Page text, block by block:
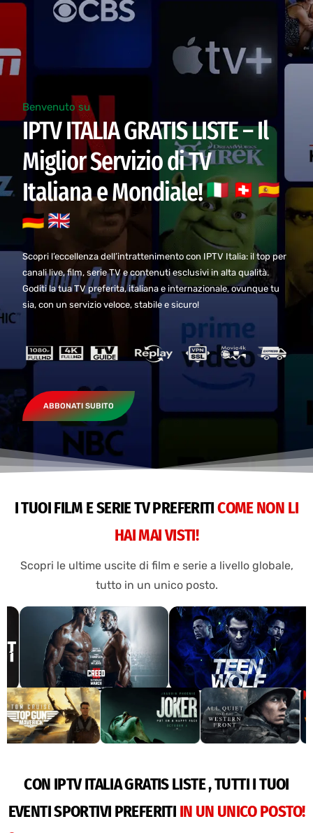
Benvenuto su
IPTV ITALIA GRATIS LISTE – Il
Miglior Servizio di TV
Italiana e Mondiale!
Scopri l’eccellenza dell’intrattenimento con IPTV Italia: il top per
canali live, film, serie TV e contenuti esclusivi in alta qualità.
Goditi la tua TV preferita, italiana e internazionale, ovunque tu
sia, con un servizio veloce, stabile e sicuro!
ABBONATI SUBITO
I TUOI FILM E SERIE TV PREFERITICOME NON LI
HAI MAI VISTI!
Scopri le ultime uscite di film e serie a livello globale,
tutto in un unico posto.
CON IPTV ITALIA GRATIS LISTE , TUTTI I TUOI
EVENTI SPORTIVI PREFERITI IN UN UNICO POSTO!